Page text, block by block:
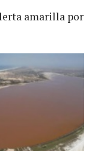
amarilla por